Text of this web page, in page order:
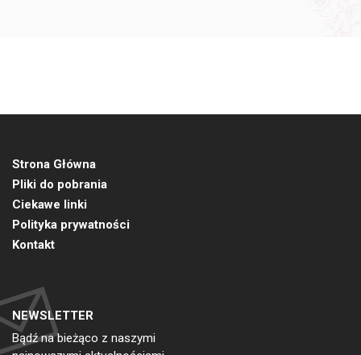
Strona Główna
Pliki do pobrania
Ciekawe linki
Polityka prywatności
Kontakt
NEWSLETTER
Bądź na bieżąco z naszymi